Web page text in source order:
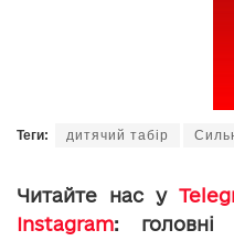
Теги: дитячий табір
Читайте нас у
Instagram: головні